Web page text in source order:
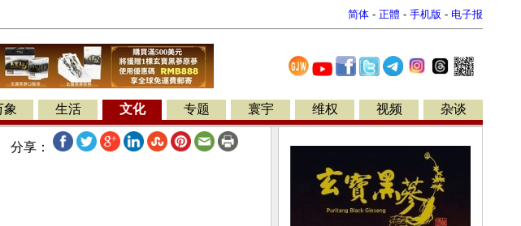
简体 - 正體 - 手机版 - 电子报
象 生活 文化 专题 寰宇 维权 视频 杂谈
分享：